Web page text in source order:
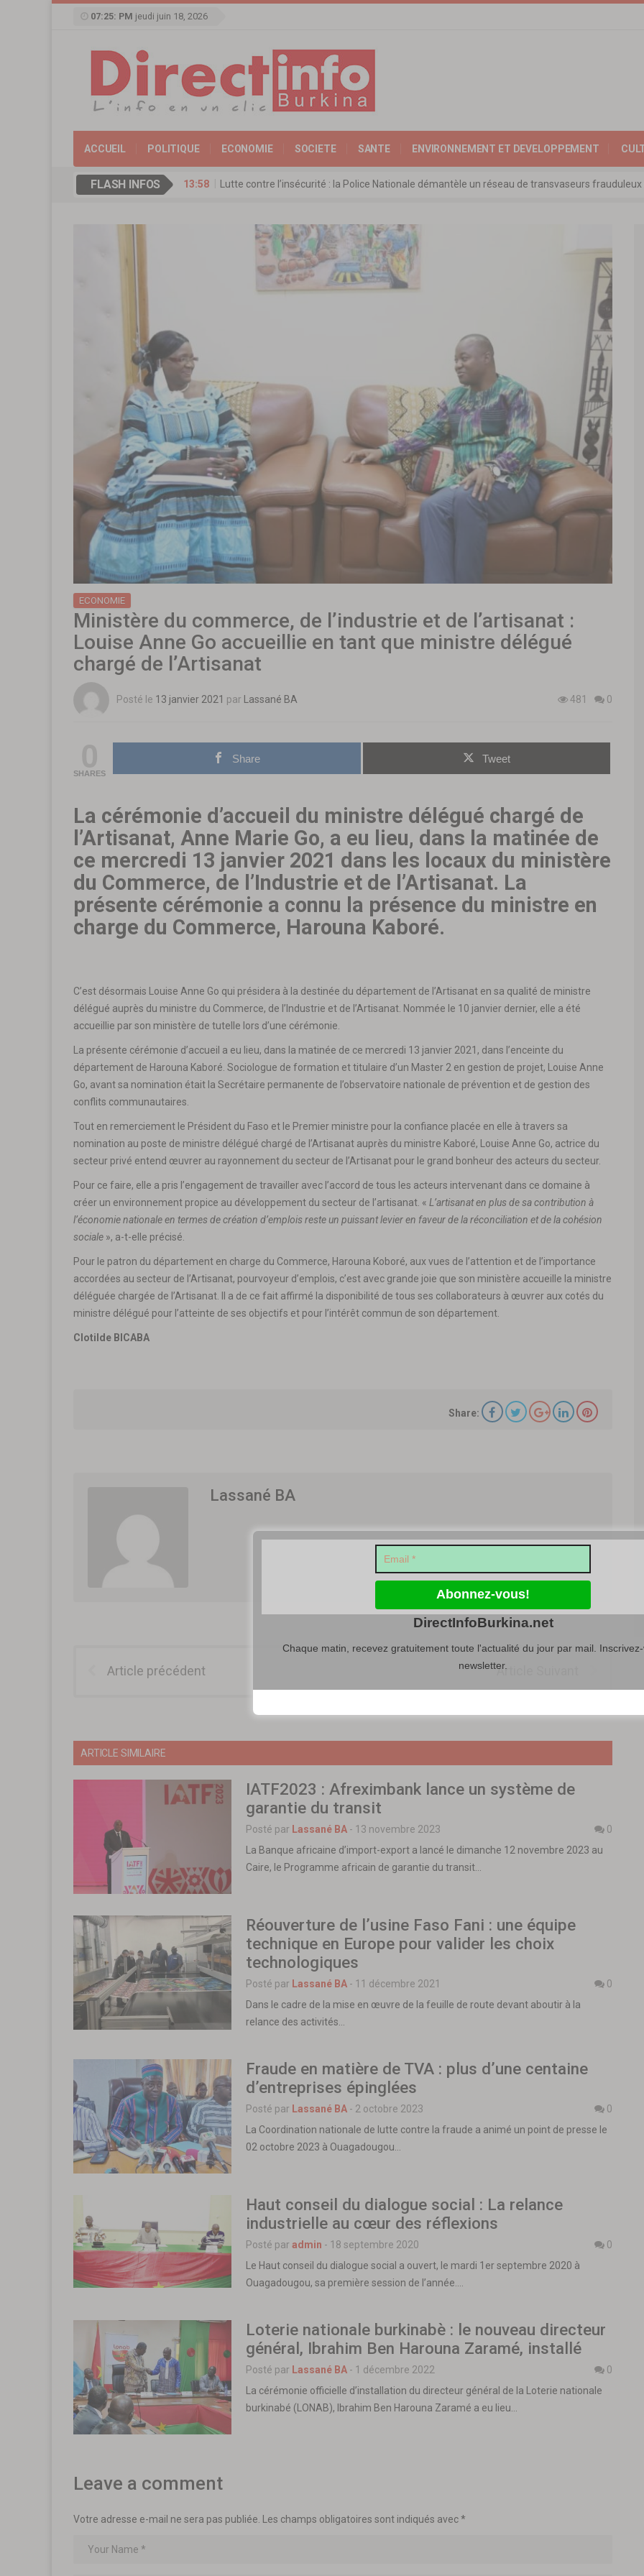
07:25: PM jeudi juin 18, 2026
ACCUEIL POLITIQUE ECONOMIE SOCIETE SANTE ENVIRONNEMENT ET DEVELOPPEMENT
FLASH INFOS 13:58
Lutte contre l’insécurité : la Police Nationale démantèle un réseau de transvaseurs
Réserve militaire au Burkina Faso : la nouvelle loi adoptée à l’unanimité
Mémorial Thomas-Sankara: les ministres chargés du Commerce de l’AES ravivent leurs
ECONOMIE
Ministère du commerce, de l’industrie et de l’artisanat :
Louise Anne Go accueillie en tant que ministre délégué
chargé de l’Artisanat
Posté le 13 janvier 2021 par Lassané BA 481 0
SHARES
Share Tweet
La cérémonie d’accueil du ministre délégué chargé de
l’Artisanat, Anne Marie Go, a eu lieu, dans la matinée de
ce mercredi 13 janvier 2021 dans les locaux du ministère
du Commerce, de l’Industrie et de l’Artisanat. La
présente cérémonie a connu la présence du ministre en
charge du Commerce, Harouna Kaboré.
C’est désormais Louise Anne Go qui présidera à la destinée du département de l’Artisanat en sa qualité de ministre
délégué auprès du ministre du Commerce, de l’Industrie et de l’Artisanat. Nommée le 10 janvier dernier, elle a été
accueillie par son ministère de tutelle lors d’une cérémonie.
La présente cérémonie d’accueil a eu lieu, dans la matinée de ce mercredi 13 janvier 2021, dans l’enceinte du
département de Harouna Kaboré. Sociologue de formation et titulaire d’un Master 2 en gestion de projet, Louise Anne
Go, avant sa nomination était la Secrétaire permanente de l’observatoire nationale de prévention et de gestion des
conflits communautaires.
Tout en remerciement le Président du Faso et le Premier ministre pour la confiance placée en elle à travers sa
nomination au poste de ministre délégué chargé de l’Artisanat auprès du ministre Kaboré, Louise Anne Go, actrice du
secteur privé entend œuvrer au rayonnement du secteur de l’Artisanat pour le grand bonheur des acteurs du secteur.
Pour ce faire, elle a pris l’engagement de travailler avec l’accord de tous les acteurs intervenant dans ce domaine à
créer un environnement propice au développement du secteur de l’artisanat. « L’artisanat en plus de sa contribution à
l’économie nationale en termes de création d’emplois reste un puissant levier en faveur de la réconciliation et de la cohésion
sociale », a-t-elle précisé.
Pour le patron du département en charge du Commerce, Harouna Koboré, aux vues de l’attention et de l’importance
accordées au secteur de l’Artisanat, pourvoyeur d’emplois, c’est avec grande joie que son ministère accueille la ministre
déléguée chargée de l’Artisanat. Il a de ce fait affirmé la disponibilité de tous ses collaborateurs à œuvrer aux cotés du
ministre délégué pour l’atteinte de ses objectifs et pour l’intérêt commun de son département.
Clotilde BICABA
Share:
Lassané BA
Article précédent Article Suivant
ARTICLE SIMILAIRE
IATF2023 : Afreximbank lance un système de
garantie du transit
Posté par Lassané BA - 13 novembre 2023
0
La Banque africaine d’import-export a lancé le dimanche 12 novembre 2023 au
Caire, le Programme africain de garantie du transit…
Réouverture de l’usine Faso Fani : une équipe
technique en Europe pour valider les choix
technologiques
Posté par Lassané BA - 11 décembre 2021
0
Dans le cadre de la mise en œuvre de la feuille de route devant aboutir à la
relance des activités…
Fraude en matière de TVA : plus d’une centaine
d’entreprises épinglées
Posté par Lassané BA - 2 octobre 2023
0
La Coordination nationale de lutte contre la fraude a animé un point de presse le
02 octobre 2023 à Ouagadougou…
Haut conseil du dialogue social : La relance
industrielle au cœur des réflexions
Posté par admin - 18 septembre 2020
0
Le Haut conseil du dialogue social a ouvert, le mardi 1er septembre 2020 à
Ouagadougou, sa première session de l’année.…
Loterie nationale burkinabè : le nouveau directeur
général, Ibrahim Ben Harouna Zaramé, installé
Posté par Lassané BA - 1 décembre 2022
0
La cérémonie officielle d’installation du directeur général de la Loterie nationale
burkinabé (LONAB), Ibrahim Ben Harouna Zaramé a eu lieu…
Leave a comment
Votre adresse e-mail ne sera pas publiée. Les champs obligatoires sont indiqués avec*
DirectInfoBurkina.net
Chaque matin, recevez gratuitement toute l'actualité du jour par mail.
newsletter.